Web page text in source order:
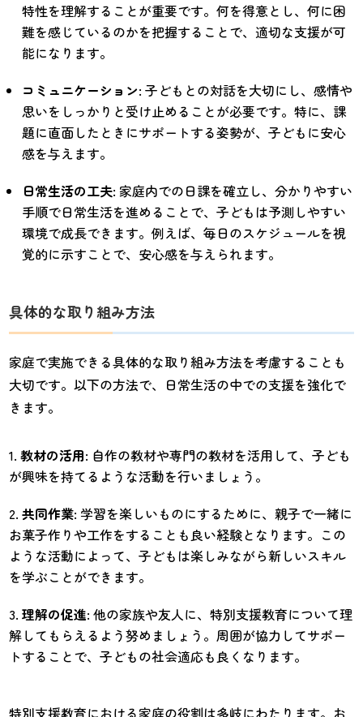
特性を理解することが重要です。何を得意とし、何に困
難を感じているのかを把握することで、適切な支援が可
能になります。
コミュニケーション: 子どもとの対話を大切にし、感情や
思いをしっかりと受け止めることが必要です。特に、課
題に直面したときにサポートする姿勢が、子どもに安心
感を与えます。
日常生活の工夫: 家庭内での日課を確立し、分かりやすい
手順で日常生活を進めることで、子どもは予測しやすい
環境で成長できます。例えば、毎日のスケジュールを視
覚的に示すことで、安心感を与えられます。
具体的な取り組み方法
家庭で実施できる具体的な取り組み方法を考慮することも
大切です。以下の方法で、日常生活の中での支援を強化で
きます。
教材の活用: 自作の教材や専門の教材を活用して、子ども
が興味を持てるような活動を行いましょう。
共同作業: 学習を楽しいものにするために、親子で一緒に
お菓子作りや工作をすることも良い経験となります。この
ような活動によって、子どもは楽しみながら新しいスキル
を学ぶことができます。
理解の促進: 他の家族や友人に、特別支援教育について理
解してもらえるよう努めましょう。周囲が協力してサポー
トすることで、子どもの社会適応も良くなります。
特別支援教育における家庭の役割は多岐にわたります。お